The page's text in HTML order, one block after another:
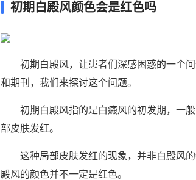
初期白殿风颜色会是红色吗
初期白殿风，让患者们深感困惑的一个问
和期刊，我们来探讨这个问题。
初期白殿风指的是白癜风的初发期，一般
部皮肤发红。
这种局部皮肤发红的现象，并非白殿风的
殿风的颜色并不一定是红色。